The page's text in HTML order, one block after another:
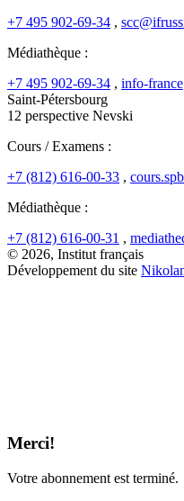
+7 495 902-69-34 ,
Médiathèque :
+7 495 902-69-34 , info-
Saint-Pétersbourg
12 perspective Nevski
Cours / Examens :
+7 (812) 616-00-33 ,
Médiathèque :
+7 (812) 616-00-31 ,
© 2026, Institut français
Développement du site
Merci!
Votre abonnement est terminé.